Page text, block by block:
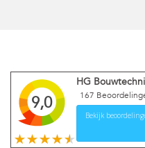
9,0
HG
167
Bekijk